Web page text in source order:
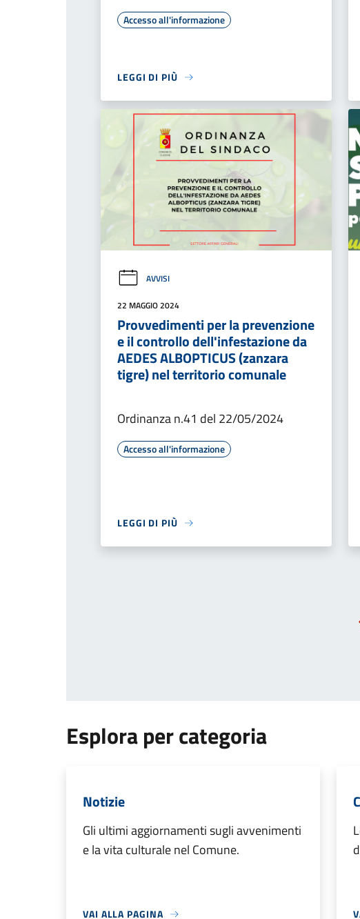
Accesso all'informazione
LEGGI DI PIÙ
AVVISI
22 MAGGIO 2024
Provvedimenti per la prevenzione
e il controllo dell'infestazione da
AEDES ALBOPTICUS (zanzara
tigre) nel territorio comunale
Ordinanza n.41 del 22/05/2024
Accesso all'informazione
LEGGI DI PIÙ
Esplora per categoria
Notizie
Gli ultimi aggiornamenti sugli avvenimenti
e la vita culturale nel Comune.
VAI ALLA PAGINA